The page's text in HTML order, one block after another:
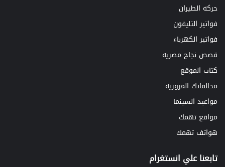
حركه الطيران
فواتير التليفون
فواتير الكهرباء
قصص نجاح مصريه
كتاب الموقع
مخالفاتك المروريه
مواعيد السينما
مواقع تهمك
هواتف تهمك
تابعنا علي انستغرام